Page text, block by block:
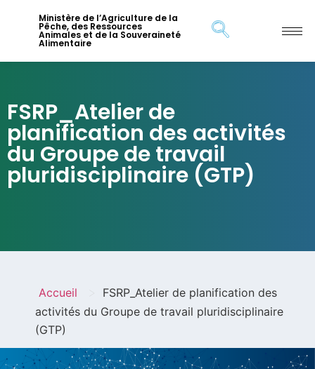
Ministère de l’Agriculture de la
Pêche, des Ressources
Animales et de la Souveraineté
Alimentaire
FSRP_Atelier de
planification des activités
du Groupe de travail
pluridisciplinaire (GTP)
Accueil
FSRP_Atelier de planification des
activités du Groupe de travail pluridisciplinaire
(GTP)